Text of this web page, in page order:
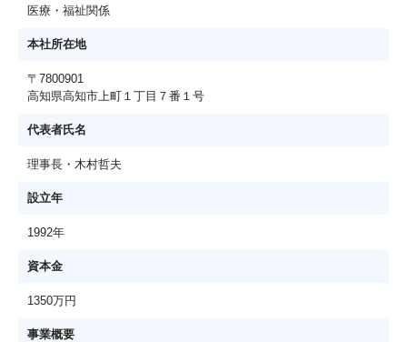
医療・福祉関係
本社所在地
〒7800901
高知県高知市上町１丁目７番１号
代表者氏名
理事長・木村哲夫
設立年
1992年
資本金
1350万円
事業概要